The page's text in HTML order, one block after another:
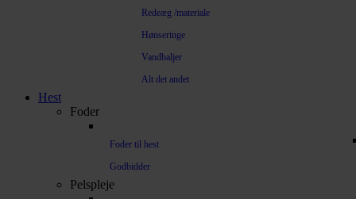
Redeæg /materiale
Hønseringe
Vandbaljer
Alt det andet
Hest
Foder
Foder til hest
Godbidder
Pelspleje